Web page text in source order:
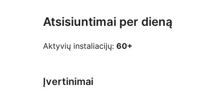
Atsisiuntimai per dieną
Aktyvių instaliacijų: 60+
Įvertinimai